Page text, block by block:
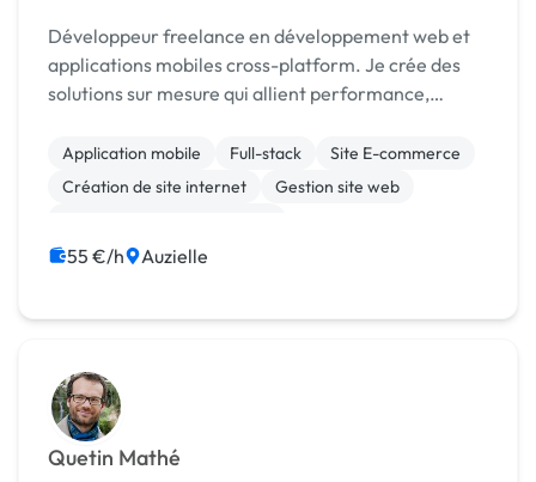
Développeur freelance en développement web et
applications mobiles cross-platform. Je crée des
solutions sur mesure qui allient performance,
Application mobile Full-stack
Site E-commerce
Création de site internet
Gestion site web
55 €/h Auzielle
Quetin Mathé